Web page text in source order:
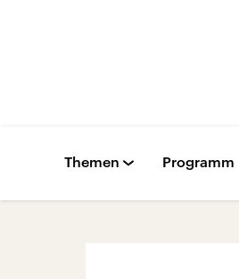
Themen Programm